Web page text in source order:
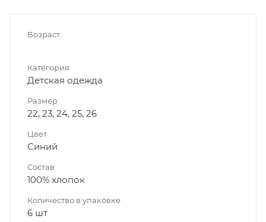
Возраст
Категория
Детская одежда
Размер
22, 23, 24, 25, 26
Цвет
Синий
Состав
100% хлопок
Количество в упаковке
6 шт